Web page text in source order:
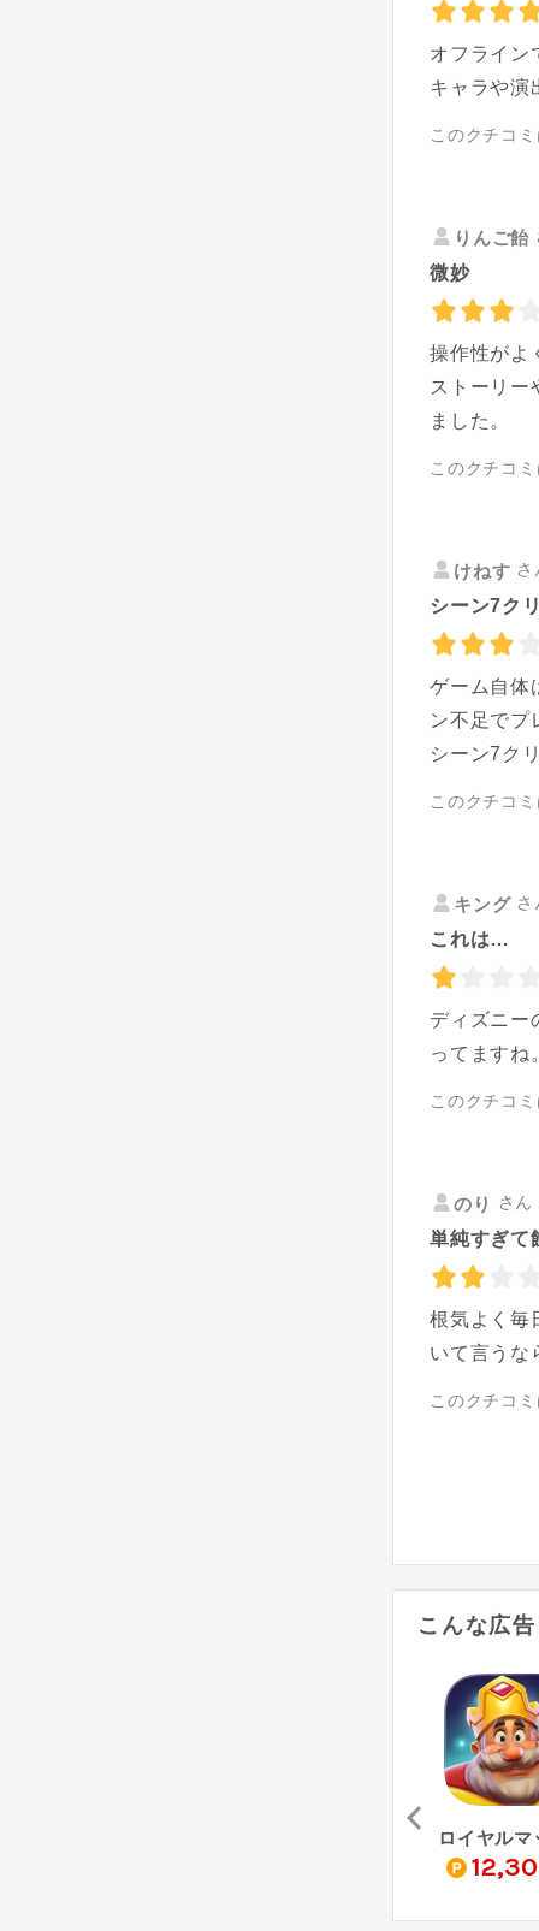
オフライン
キャラや演
このクチコ
りんご飴
微妙
操作性がよ
ストーリー
ました。
このクチコ
けねす
シーン7ク
ゲーム自体
ン不足でプ
シーン7ク
このクチコ
キング
これは…
ディズニー
ってますね
このクチコ
のり さ
単純すぎて
根気よく毎
いて言うな
このクチコ
こんな広